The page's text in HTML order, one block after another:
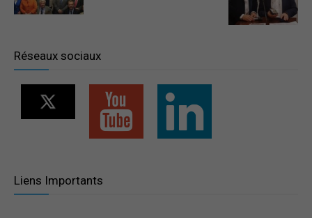
Paris
Réseaux sociaux
Liens Importants